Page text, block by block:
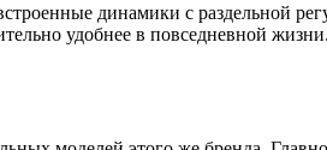
динамики с раздельной
удобнее в повседневной